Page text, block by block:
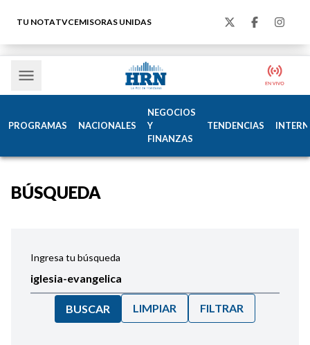
TU NOTATVCEMISORAS UNIDAS
PROGRAMAS NACIONALES
NEGOCIOS
Y
FINANZAS
TENDENCIAS
BÚSQUEDA
Ingresa tu búsqueda
BUSCAR LIMPIAR FILTRAR